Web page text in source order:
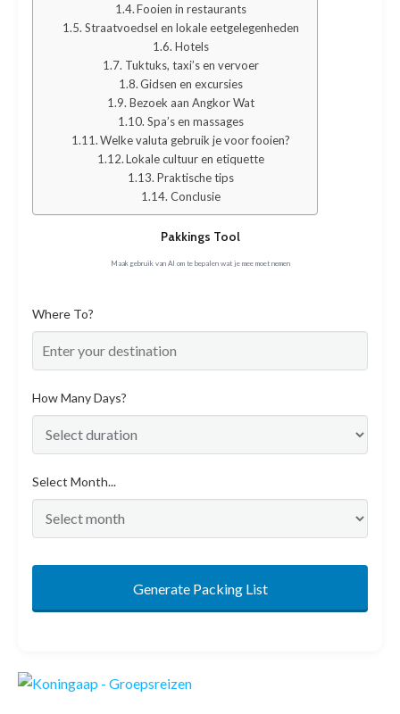
Fooien in restaurants
Straatvoedsel en lokale eetgelegenheden
Hotels
Tuktuks, taxi’s en vervoer
Gidsen en excursies
Bezoek aan Angkor Wat
Spa’s en massages
Welke valuta gebruik je voor fooien?
Lokale cultuur en etiquette
Praktische tips
Conclusie
Pakkings Tool
Maak gebruik van AI om te bepalen wat je mee moet nemen
Where To?
How Many Days?
Select Month...
Generate Packing List